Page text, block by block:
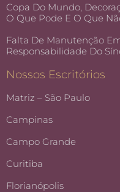
Copa Do Mundo,
O Que Pode E O Que
Falta De Manutenção
Responsabilidade Do
Nossos Escritórios
Matriz – São Paulo
Campinas
Campo Grande
Curitiba
Florianópolis